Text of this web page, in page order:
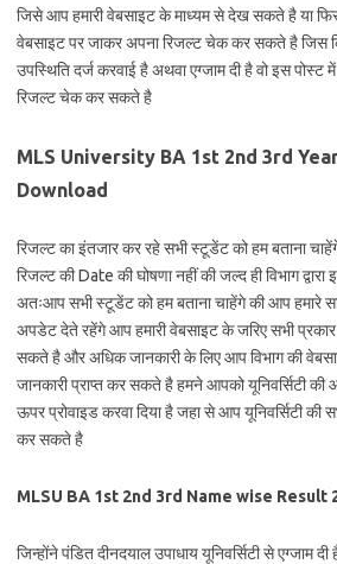
जिसे आप हमारी वेबसाइट के माध्यम से देख सकते है या
वेबसाइट पर जाकर अपना रिजल्ट चेक कर सकते है जिस
उपस्थिति दर्ज करवाई है अथवा एग्जाम दी है वो इस
रिजल्ट चेक कर सकते है
MLS University BA 1st 2nd 3rd
Download
रिजल्ट का इंतजार कर रहे सभी स्टूडेंट को हम बताना
रिजल्ट की Date की घोषणा नहीं की जल्द ही विभाग द्वारा
अतःआप सभी स्टूडेंट को हम बताना चाहेंगे की आप हमारे
अपडेट देते रहेंगे आप हमारी वेबसाइट के जरिए सभी प्रकार
सकते है और अधिक जानकारी के लिए आप विभाग की
जानकारी प्राप्त कर सकते है हमने आपको यूनिवर्सिटी की
ऊपर प्रोवाइड करवा दिया है जहा से आप यूनिवर्सिटी की
कर सकते है
MLSU BA 1st 2nd 3rd Name wise Result
जिन्होंने पंडित दीनदयाल उपाधाय यूनिवर्सिटी से एग्जाम